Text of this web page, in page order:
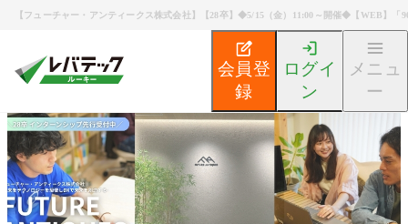
【フューチャー・アンティークス株式会社】【28卒】◆5/15（金）11:00～開催◆【WEB】
会員登
録
ログイ
ン
メニュ
ー
募集検索 【28卒】◆5/15（